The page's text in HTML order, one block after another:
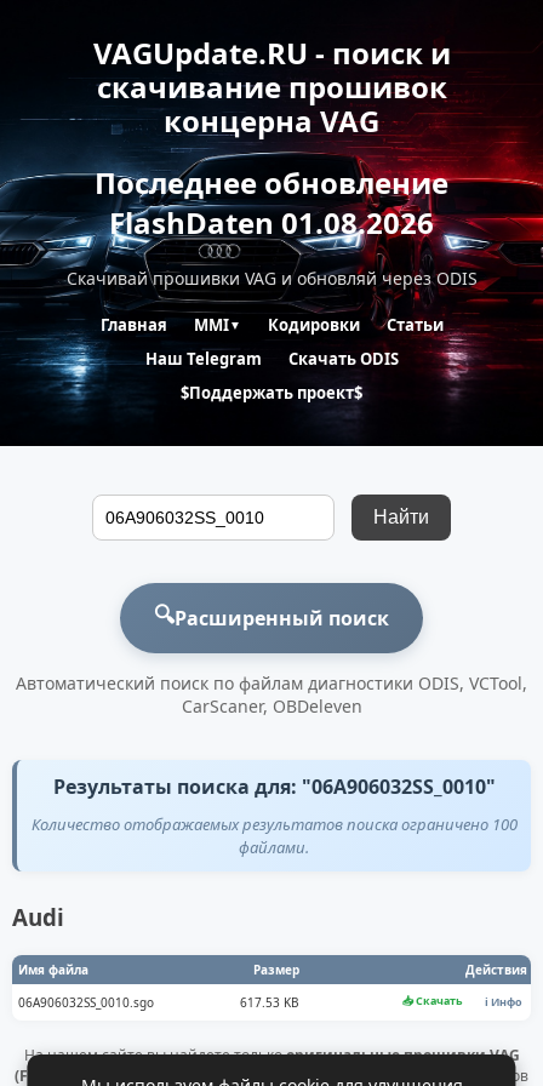
VAGUpdate.RU - поиск и
скачивание прошивок
концерна VAG
Последнее обновление
FlashDaten 01.08.2026
Скачивай прошивки VAG и обновляй через ODIS
Главная MMI▼ Кодировки
Статьи
Наш Telegram
Скачать ODIS
$Поддержать проект$
Найти
🔍Расширенный поиск
Автоматический поиск по файлам диагностики ODIS, VCTool,
CarScaner, OBDeleven
Результаты поиска для: "06A906032SS_0010"
Количество отображаемых результатов поиска ограничено 100
файлами.
Audi
Имя файла Размер
Действия
06A906032SS_0010.sgo
617.53 KB 📥 Скачать ℹ️ Инфо
На нашем сайте вы найдете толькооригинальные прошивки VAG
(Flashdaten)
. Все файлы получены напрямую с официальных серверов